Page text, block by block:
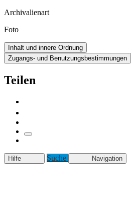
Archivalienart
Foto
Inhalt und innere Ordnung
Zugangs- und Benutzungsbestimmungen
Teilen
Hilfe Suche Navigation